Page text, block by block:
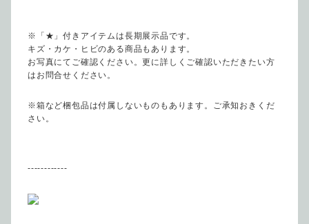
※「★」付きアイテムは長期展示品です。
キズ・カケ・ヒビのある商品もあります。
お写真にてご確認ください。更に詳しくご確認いただきたい方
はお問合せください。
※箱など梱包品は付属しないものもあります。ご承知おきくだ
さい。
------------